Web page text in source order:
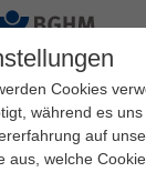
Cookies
während es
auf
aus, welche